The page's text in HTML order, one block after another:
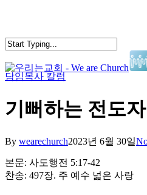
content
search
Menu
담임목사 칼럼
기뻐하는 전도자
By wearechurch2023년 6월 30일
본문: 사도행전 5:17-42
찬송: 497장. 주 예수 넓은 사랑